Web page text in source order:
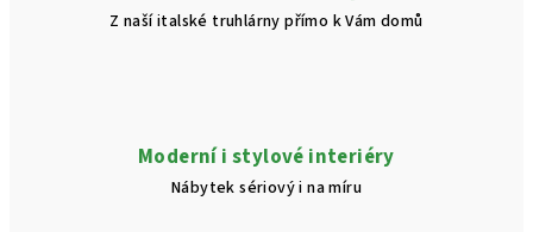
Z naší italské truhlárny přímo k Vám domů
Moderní i stylové interiéry
Nábytek sériový i na míru